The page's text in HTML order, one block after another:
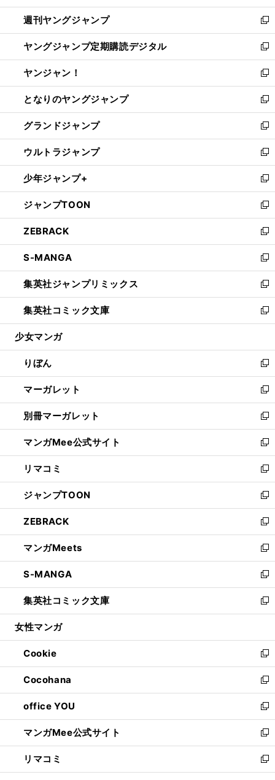
開
く
ウ
で
開
く
ン
ド
ウ
で
開
く
ウ
ィ
ン
ド
ウ
で
開
く
週刊ヤングジャンプ
新
し
い
ウ
ィ
ン
ド
ウ
で
開
く
ヤングジャンプ定期購読デジタル
新
し
い
ウ
ィ
ン
ド
ウ
で
開
く
ヤンジャン！
新
し
い
ウ
ィ
ン
ド
ウ
で
開
く
となりのヤングジャンプ
新
し
い
ウ
ィ
ン
ド
ウ
で
開
く
グランドジャンプ
新
し
い
ウ
ィ
ン
ド
ウ
で
開
く
ウルトラジャンプ
新
し
い
ウ
ィ
ン
ド
ウ
で
開
く
少年ジャンプ+
新
し
い
ウ
ィ
ン
ド
ウ
で
開
く
ジャンプTOON
新
し
い
ウ
ィ
ン
ド
ウ
で
開
ZEBRACK
新
し
い
ウ
ィ
ン
ド
ウ
開
く
S-MANGA
新
し
い
ウ
ィ
ン
ウ
で
開
く
集英社ジャンプリミックス
新
し
い
ウ
ン
ド
ウ
で
開
く
集英社コミック文庫
新
し
ウ
ィ
ン
ド
ウ
で
開
く
少女マンガ
りぼん
新
し
い
ウ
ィ
ン
ド
ウ
で
開
く
マーガレット
新
し
い
ウ
ィ
ン
ド
ウ
で
開
く
別冊マーガレット
新
し
い
ウ
ィ
ン
ド
ウ
で
開
く
マンガMee公式サイト
新
し
い
ウ
ィ
ン
ド
ウ
で
開
く
リマコミ
新
し
い
ウ
ィ
ン
ド
ウ
で
開
く
ジャンプTOON
新
し
い
ウ
ィ
ン
ド
ウ
で
開
ZEBRACK
新
し
い
ウ
ィ
ン
ド
ウ
開
く
マンガMeets
新
し
い
ウ
ィ
ン
ウ
で
開
く
S-MANGA
新
し
い
ウ
ン
ド
ウ
で
開
く
集英社コミック文庫
新
し
ウ
ィ
ン
ド
ウ
で
開
く
女性マンガ
Cookie
新
し
い
ウ
ィ
ン
ド
ウ
で
開
Cocohana
新
し
い
ウ
ィ
ン
ド
ウ
office YOU
新
し
い
ウ
ィ
ン
マンガMee公式サイト
新
し
い
ウ
リマコミ
新
し